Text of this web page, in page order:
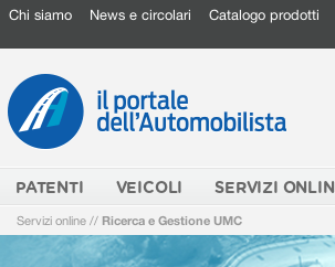
Chi siamo News e circolari Catalogo prodotti
PATENTI VEICOLI SERVIZI
Servizi online // Ricerca e Gestione UMC